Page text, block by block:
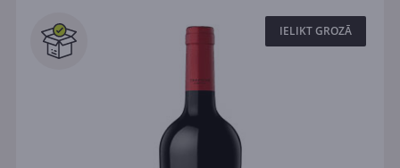
IELIKT GROZĀ